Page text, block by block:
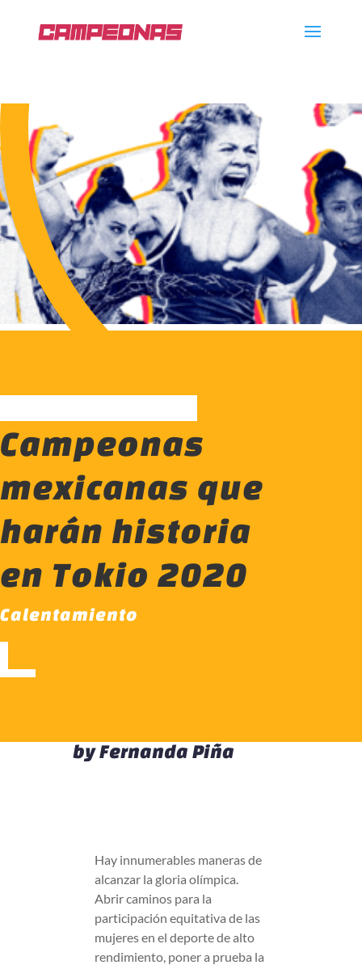
Campeonas
mexicanas que
harán historia
en Tokio 2020
Calentamiento
byFernanda Piña
Hay innumerables maneras de
alcanzar la gloria olímpica.
Abrir caminos para la
participación equitativa de las
mujeres en el deporte de alto
rendimiento, poner a prueba la